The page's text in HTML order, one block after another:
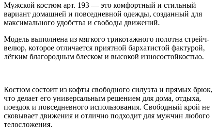
Мужской костюм арт. 193 — это комфортный и стильный
вариант домашней и повседневной одежды, созданный для
максимального удобства и свободы движений.
Модель выполнена из мягкого трикотажного полотна стрейч-
велюр, которое отличается приятной бархатистой фактурой,
лёгким благородным блеском и высокой износостойкостью.
Костюм состоит из кофты свободного силуэта и прямых брюк,
что делает его универсальным решением для дома, отдыха,
поездок и повседневного использования. Свободный крой не
сковывает движения и отлично подходит для мужчин любого
телосложения.